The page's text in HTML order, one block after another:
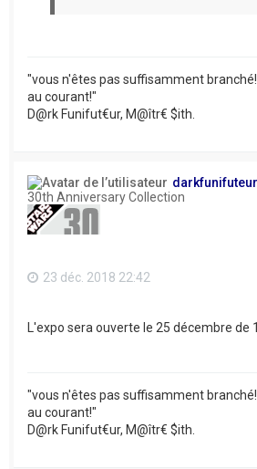
"vous n'êtes pas suffisamment
au courant!"
D@rk Funifut€ur, M@îtr€ $ith.
darkfunifuteur
30th Anniversary Collection
23 déc. 2018 22:42
L'expo sera ouverte le 25 décembre de
"vous n'êtes pas suffisamment
au courant!"
D@rk Funifut€ur, M@îtr€ $ith.